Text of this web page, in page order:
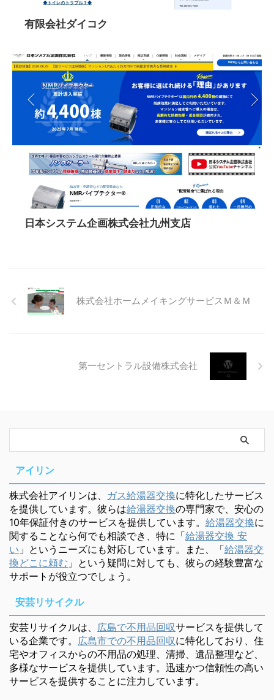
有限会社ダイコク
日本システム企画株式会社九州支店
株式会社ホームメイキングサービスＭ＆Ｍ
第一セントラル設備株式会社
アイリン
株式会社アイリンは、 ガス給湯器交換に特化したサービス
を提供しています。彼らは給湯器交換の専門家で、安心の
10年保証付きのサービスを提供しています。 給湯器交換に
関することなら何でも相談でき、特に「給湯器交換 安
い 」というニーズにも対応しています。また、「給湯器交
換どこに頼む 」という疑問に対しても、彼らの経験豊富な
サポートが役立つでしょう。
安芸リサイクル
安芸リサイクルは、 広島で不用品回収サービスを提供して
いる企業です。 広島市での不用品回収に特化しており、住
宅やオフィスからの不用品の処理、清掃、遺品整理など、
多様なサービスを提供しています。迅速かつ信頼性の高い
サービスを提供することに注力しています。